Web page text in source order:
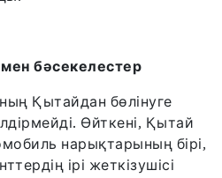
бәсекелестер
Қытайдан бөлінуге
Өйткені, Қытай
нарықтарының бірі,
ірі жеткізушісі